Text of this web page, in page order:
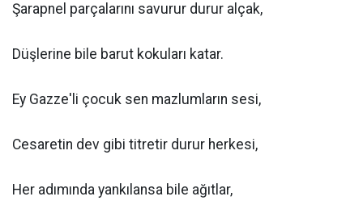
Şarapnel parçalarını savurur durur alçak,
Düşlerine bile barut kokuları katar.
Ey Gazze'li çocuk sen mazlumların sesi,
Cesaretin dev gibi titretir durur herkesi,
Her adımında yankılansa bile ağıtlar,